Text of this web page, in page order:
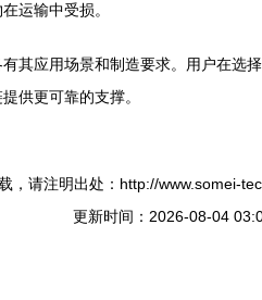
运输中受损。
其应用场景和制造要求。用户在
供更可靠的支撑。
，请注明出处：http://www.somei-
更新时间：2026-08-04